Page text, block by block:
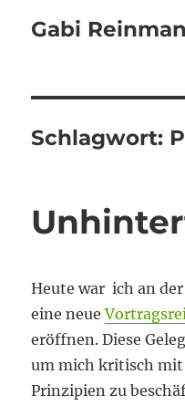
Gabi
Schlagwort:
Heute war ich an
eine neue
eröffnen. Diese
um mich kritisch
Prinzipien zu